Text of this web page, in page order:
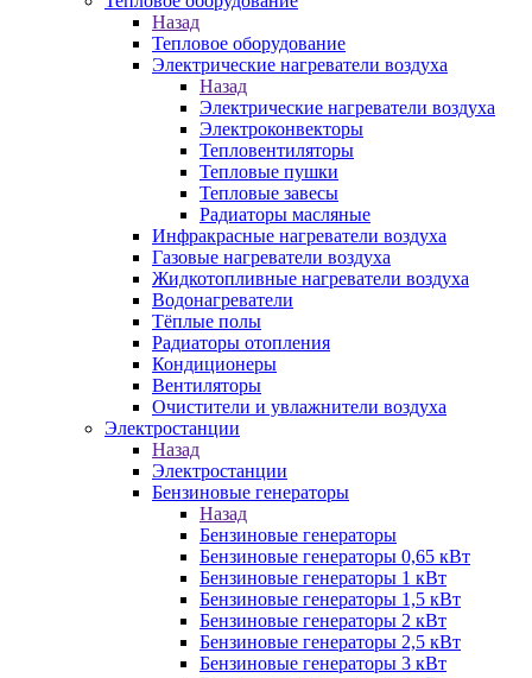
Назад
Тепловое оборудование
Электрические нагреватели воздуха
Назад
Электрические нагреватели воздуха
Электроконвекторы
Тепловентиляторы
Тепловые пушки
Тепловые завесы
Радиаторы масляные
Инфракрасные нагреватели воздуха
Газовые нагреватели воздуха
Жидкотопливные нагреватели воздуха
Водонагреватели
Тёплые полы
Радиаторы отопления
Кондиционеры
Вентиляторы
Очистители и увлажнители воздуха
Электростанции
Назад
Электростанции
Бензиновые генераторы
Назад
Бензиновые генераторы
Бензиновые генераторы 0,65 кВт
Бензиновые генераторы 1 кВт
Бензиновые генераторы 1,5 кВт
Бензиновые генераторы 2 кВт
Бензиновые генераторы 2,5 кВт
Бензиновые генераторы 3 кВт